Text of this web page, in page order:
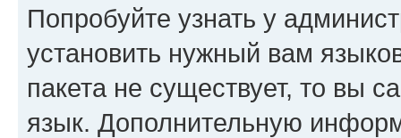
Попробуйте узнать у
установить нужный вам
пакета не существует, то вы
язык. Дополнительную